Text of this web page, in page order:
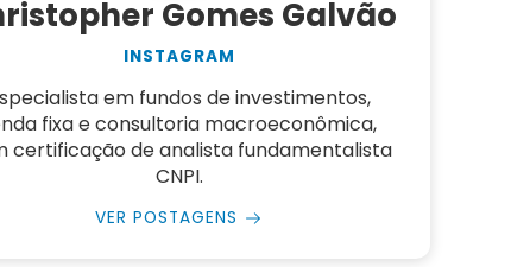
Gomes Galvão
INSTAGRAM
em fundos de investimentos,
fixa e consultoria macroeconômica,
certificação de analista fundamentalista
CNPI.
VER POSTAGENS